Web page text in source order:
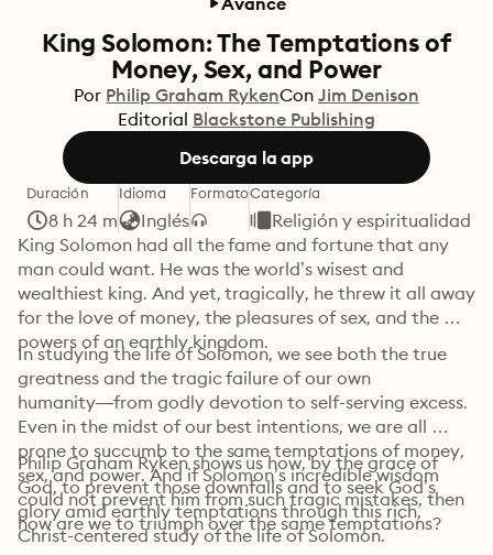
King Solomon: The Temptations of
Money, Sex, and Power
Por Philip Graham RykenCon Jim Denison
Editorial Blackstone Publishing
Descarga la app
Duración
8 h 24 m
Idioma
Inglés
FormatoCategoría
Religión y espiritualidad
King Solomon had all the fame and fortune that any
man could want. He was the world’s wisest and
wealthiest king. And yet, tragically, he threw it all away
for the love of money, the pleasures of sex, and the
powers of an earthly kingdom.
In studying the life of Solomon, we see both the true
greatness and the tragic failure of our own
humanity―from godly devotion to self-serving excess.
Even in the midst of our best intentions, we are all
prone to succumb to the same temptations of money,
sex, and power. And if Solomon’s incredible wisdom
could not prevent him from such tragic mistakes, then
how are we to triumph over the same temptations?
Philip Graham Ryken shows us how, by the grace of
God, to prevent those downfalls and to seek God’s
glory amid earthly temptations through this rich,
Christ-centered study of the life of Solomon.